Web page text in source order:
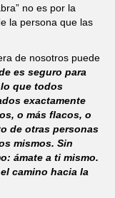
no es por la
la persona que las
de nosotros puede
es seguro para
que todos
exactamente
o más flacos, o
de otras personas
mismos. Sin
ámate a ti mismo.
camino hacia la